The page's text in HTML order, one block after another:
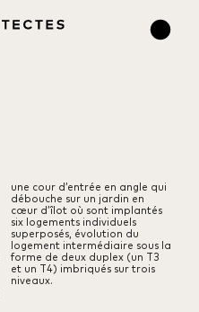
une cour d’entrée en angle qui
débouche sur un jardin en
cœur d’îlot où sont implantés
six logements individuels
superposés, évolution du
logement intermédiaire sous la
forme de deux duplex (un T3
et un T4) imbriqués sur trois
niveaux.